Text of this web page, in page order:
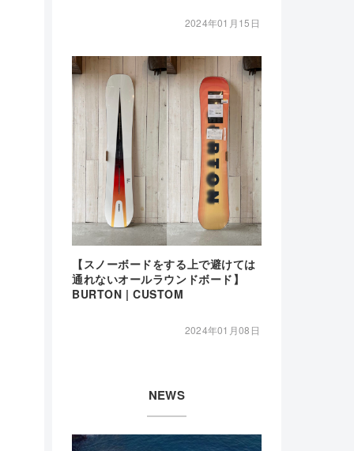
2024年01月15日
【スノーボードをする上で避けては
通れないオールラウンドボード】
BURTON | CUSTOM
2024年01月08日
NEWS